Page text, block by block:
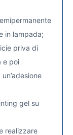
in lampada;
priva di
e poi
gel su
realizzare